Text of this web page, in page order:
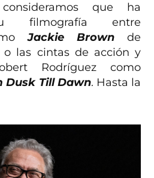
que ha
filmografía entre
Jackie Brownde
o las cintas de acción y
Rodríguez como
Dusk Till Dawn. Hasta la